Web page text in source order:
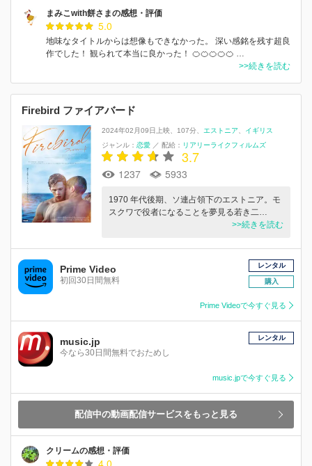
まみこwith餅さまの感想・評価
5.0
地味なタイトルからは想像もできなかった。 深い感銘を残す超良
作でした！ 観られて本当に良かった！ 🍊🍊🍊🍊🍊 …
>>続きを読む
Firebird ファイアバード
2024年02月09日上映 107分 エストニア
イギリス
ジャンル： 恋愛 ／ 配給： リアリーライクフィルムズ
3.7
1237 5933
1970 年代後期、ソ連占領下のエストニア。モ
スクワで役者になることを夢見る若き二…
>>続きを読む
Prime Video
初回30日間無料
レンタル
購入
Prime Videoで今すぐ見る
music.jp
今なら30日間無料でおためし
レンタル
music.jpで今すぐ見る
配信中の動画配信サービスをもっと見る
クリームの感想・評価
4.0